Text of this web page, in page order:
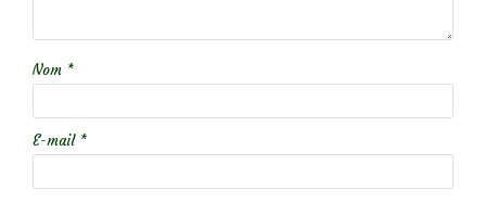
Nom *
E-mail *